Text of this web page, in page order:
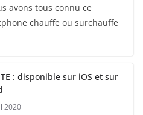
avons tous connu ce
chauffe ou surchauffe
: disponible sur iOS et sur
2020